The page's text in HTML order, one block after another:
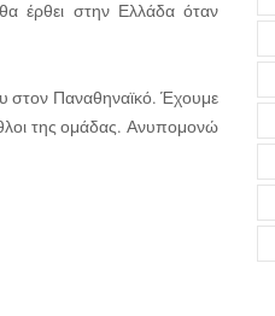
έρθει στην Ελλάδα όταν
στον Παναθηναϊκό. Έχουμε
της ομάδας. Ανυπομονώ